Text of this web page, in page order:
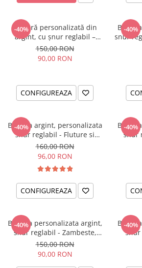
-40%
Brățară personalizată din
argint, cu șnur reglabil –
simbol Soare
150,00 RON
90,00 RON
CONFIGUREAZA
-40%
snur
-40%
Bratara argint, personalizata
snur reglabil - Fluture si
Cristal
160,00 RON
96,00 RON
CONFIGUREAZA
-40%
snur
-40%
Bratara personalizata argint,
snur reglabil - Zambeste,
iubeste, traieste
150,00 RON
90,00 RON
-40%
snur